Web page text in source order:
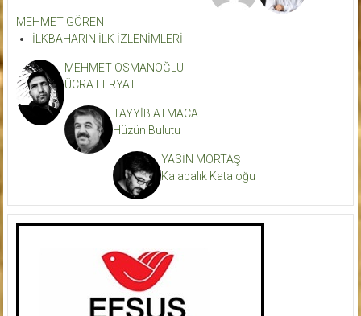
MEHMET GÖREN
İLKBAHARIN İLK İZLENİMLERİ
MEHMET OSMANOĞLU
ÜCRA FERYAT
TAYYİB ATMACA
Hüzün Bulutu
YASİN MORTAŞ
Kalabalık Kataloğu